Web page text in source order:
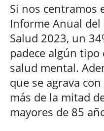
Si nos centramos
Informe Anual
Salud 2023, un
padece algún
salud mental.
que se agrava
más de la mitad
mayores de 85